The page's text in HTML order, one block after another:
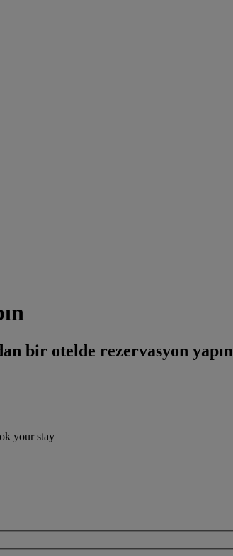
bir otelde rezervasyon yapın
your stay